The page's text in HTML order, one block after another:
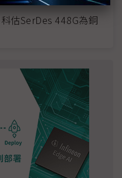
估SerDes 448G為銅